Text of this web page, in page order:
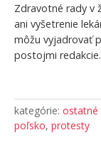
Zdravotné rady v
ani vyšetrenie
môžu vyjadrovať
postojmi redakcie.
kategórie: ostatné
poľsko, protesty